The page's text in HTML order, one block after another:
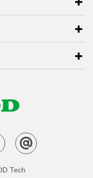
Tech